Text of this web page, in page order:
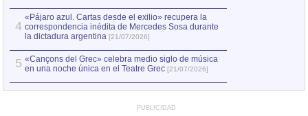
4
«Pájaro azul. Cartas desde el exilio» recupera la
correspondencia inédita de Mercedes Sosa durante
la dictadura argentina [21/07/2026]
5 «Cançons del Grec» celebra medio siglo de música
en una noche única en el Teatre Grec [21/07/2026]
PUBLICIDAD